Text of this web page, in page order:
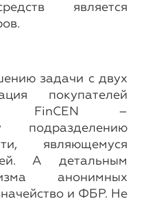
является
задачи с двух
покупателей
FinCEN –
подразделению
являющемуся
А детальным
анонимных
и ФБР. Не